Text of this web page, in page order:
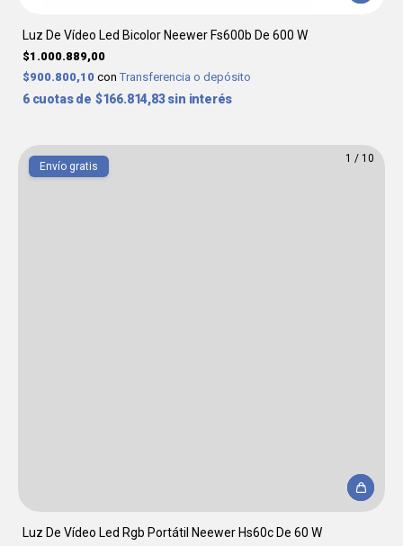
Luz De Vídeo Led Bicolor Neewer Fs600b De 600 W
$1.000.889,00
$900.800,10 con Transferencia o depósito
6 $166.814,83 sin interés
1 / 10
Envío gratis
Luz De Vídeo Led Rgb Portátil Neewer Hs60c De 60 W